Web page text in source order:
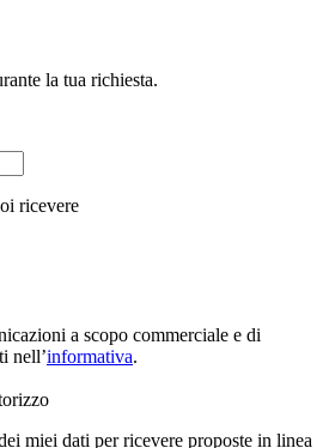
la tua richiesta.
ricevere
a scopo commerciale e di
nell’informativa.
miei dati per ricevere proposte in linea